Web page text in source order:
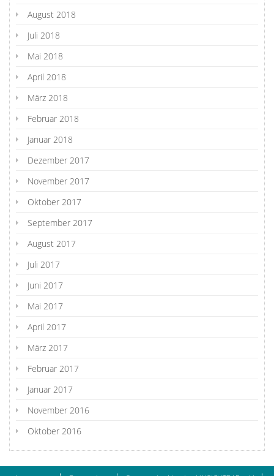
August 2018
Juli 2018
Mai 2018
April 2018
März 2018
Februar 2018
Januar 2018
Dezember 2017
November 2017
Oktober 2017
September 2017
August 2017
Juli 2017
Juni 2017
Mai 2017
April 2017
März 2017
Februar 2017
Januar 2017
November 2016
Oktober 2016